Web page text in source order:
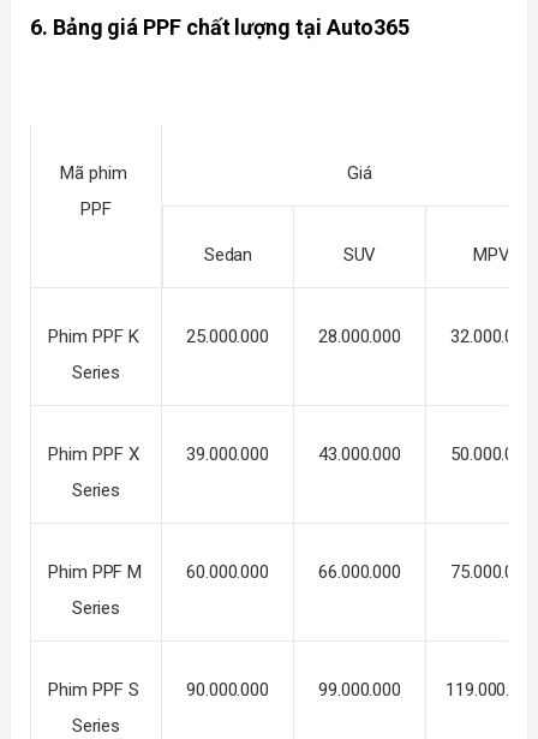
6. Bảng giá PPF chất lượng tại Auto365
Mã phim
PPF
Giá
Sedan SUV MPV
Phim PPF K
Series
25.000.000 28.000.000 32.000.000
Phim PPF X
Series
39.000.000 43.000.000 50.000.000
Phim PPF M
Series
60.000.000 66.000.000 75.000.000
Phim PPF S
Series
90.000.000 99.000.000 119.000.000